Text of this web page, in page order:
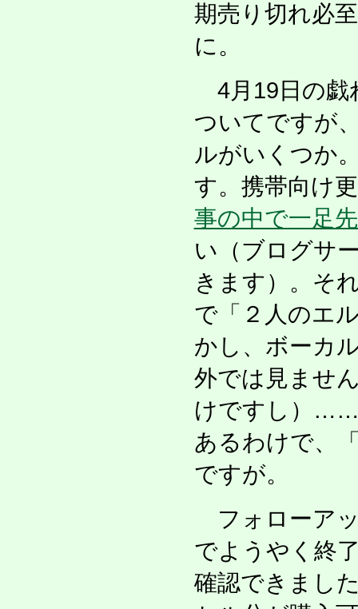
期売り切れ必
に。
4月19日の戯
ついてですが
ルがいくつか
す。携帯向け
事の中で一足
い（ブログサ
きます）。そ
で「２人のエ
かし、ボーカ
外では見ませ
けですし）……
あるわけで、
ですが。
フォローア
でようやく終
確認できまし